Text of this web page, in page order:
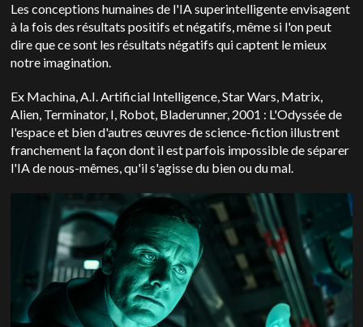
Les conceptions humaines de l'IA superintelligente envisagent
à la fois des résultats positifs et négatifs, même si l'on peut
dire que ce sont les résultats négatifs qui captent le mieux
notre imagination.
Ex Machina, A.I. Artificial Intelligence, Star Wars, Matrix,
Alien, Terminator, I, Robot, Bladerunner, 2001 : L'Odyssée de
l'espace et bien d'autres œuvres de science-fiction illustrent
franchement la façon dont il est parfois impossible de séparer
l'IA de nous-mêmes, qu'il s'agisse du bien ou du mal.